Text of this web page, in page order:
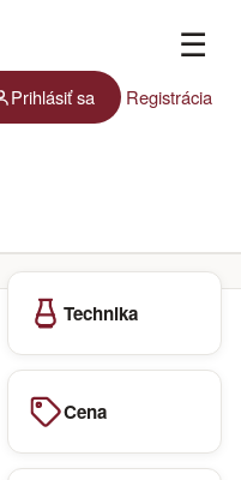
☰
Prihlásiť sa Registrácia
Technika
Cena